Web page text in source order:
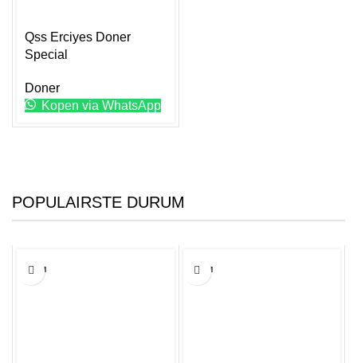
worden
op
productpagina
Qss Erciyes Doner
Special
Doner
Kopen via WhatsApp
POPULAIRSTE DURUM
30CM 30CM